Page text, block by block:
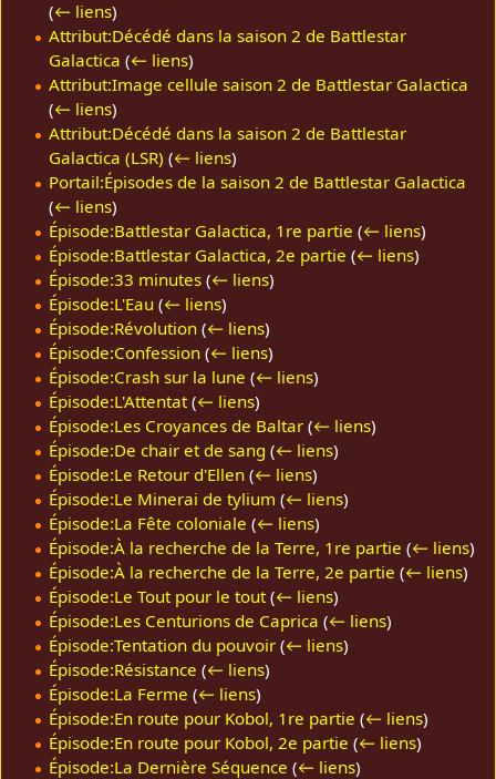
(← liens)
Attribut:Décédé dans la saison 2 de Battlestar
Galactica (← liens)
Attribut:Image cellule saison 2 de Battlestar Galactica
(← liens)
Attribut:Décédé dans la saison 2 de Battlestar
Galactica (LSR) (← liens)
Portail:Épisodes de la saison 2 de Battlestar Galactica
(← liens)
Épisode:Battlestar Galactica, 1re partie (← liens)
Épisode:Battlestar Galactica, 2e partie (← liens)
Épisode:33 minutes (← liens)
Épisode:L'Eau (← liens)
Épisode:Révolution (← liens)
Épisode:Confession (← liens)
Épisode:Crash sur la lune (← liens)
Épisode:L'Attentat (← liens)
Épisode:Les Croyances de Baltar (← liens)
Épisode:De chair et de sang (← liens)
Épisode:Le Retour d'Ellen (← liens)
Épisode:Le Minerai de tylium (← liens)
Épisode:La Fête coloniale (← liens)
Épisode:À la recherche de la Terre, 1re partie (← liens)
Épisode:À la recherche de la Terre, 2e partie (← liens)
Épisode:Le Tout pour le tout (← liens)
Épisode:Les Centurions de Caprica (← liens)
Épisode:Tentation du pouvoir (← liens)
Épisode:Résistance (← liens)
Épisode:La Ferme (← liens)
Épisode:En route pour Kobol, 1re partie (← liens)
Épisode:En route pour Kobol, 2e partie (← liens)
Épisode:La Dernière Séquence (← liens)